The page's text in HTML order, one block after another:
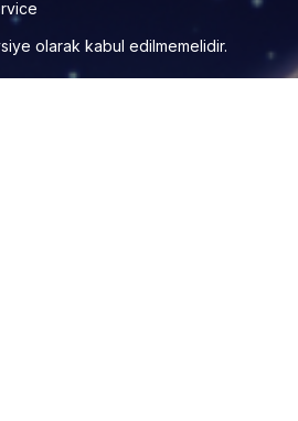
olarak kabul edilmemelidir.